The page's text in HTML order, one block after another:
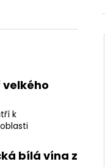
k
bílá vína z